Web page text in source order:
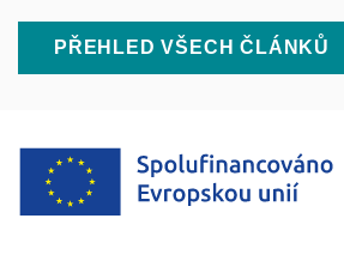
PŘEHLED VŠECH ČLÁNKŮ